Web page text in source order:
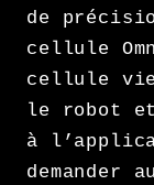
de
cellule
cellule
le robot
à
demander